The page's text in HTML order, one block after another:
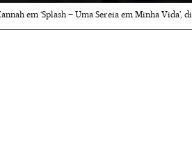
em ‘Splash – Uma Sereia em Minha Vida’,